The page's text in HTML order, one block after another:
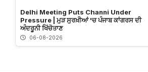
Delhi Meeting Puts Channi Under
Pressure | ਮੁੜ ਸੁਰਖ਼ੀਆਂ 'ਚ ਪੰਜਾਬ ਕਾਂਗਰਸ ਦੀ
ਅੰਦਰੂਨੀ ਖਿੱਚੋਤਾਣ
06-08-2026